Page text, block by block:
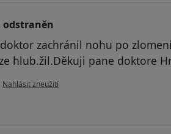
odstraněn
zachránil nohu po
hlub.žil.Děkuji pane doktore
podle názoru uživatele Váš účet byl odstraněn
Nahlásit zneužití